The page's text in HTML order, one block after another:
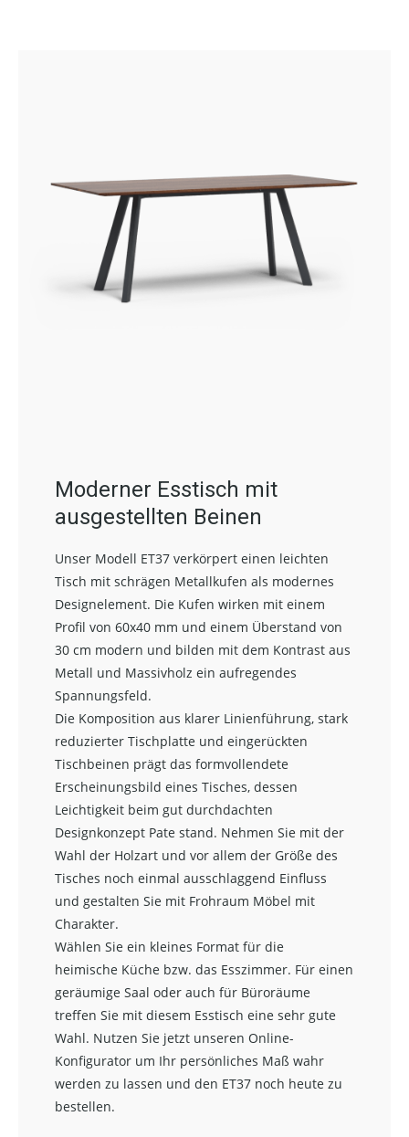
Moderner Esstisch mit
ausgestellten Beinen
Unser Modell ET37 verkörpert einen leichten
Tisch mit schrägen Metallkufen als modernes
Designelement. Die Kufen wirken mit einem
Profil von 60x40 mm und einem Überstand von
30 cm modern und bilden mit dem Kontrast aus
Metall und Massivholz ein aufregendes
Spannungsfeld.
Die Komposition aus klarer Linienführung, stark
reduzierter Tischplatte und eingerückten
Tischbeinen prägt das formvollendete
Erscheinungsbild eines Tisches, dessen
Leichtigkeit beim gut durchdachten
Designkonzept Pate stand. Nehmen Sie mit der
Wahl der Holzart und vor allem der Größe des
Tisches noch einmal ausschlaggend Einfluss
und gestalten Sie mit Frohraum Möbel mit
Charakter.
Wählen Sie ein kleines Format für die
heimische Küche bzw. das Esszimmer. Für einen
geräumige Saal oder auch für Büroräume
treffen Sie mit diesem Esstisch eine sehr gute
Wahl. Nutzen Sie jetzt unseren Online-
Konfigurator um Ihr persönliches Maß wahr
werden zu lassen und den ET37 noch heute zu
bestellen.